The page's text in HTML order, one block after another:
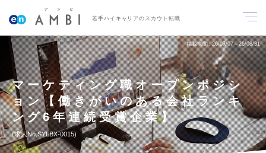
若手ハイキャリアのスカウト転職
掲載期間 26/07/07～26/08/31
マーケティング職オープンポジシ
ョン【働きがいのある会社ランキ
ング6年連続受賞企業】
求人No.SYLBX-0015